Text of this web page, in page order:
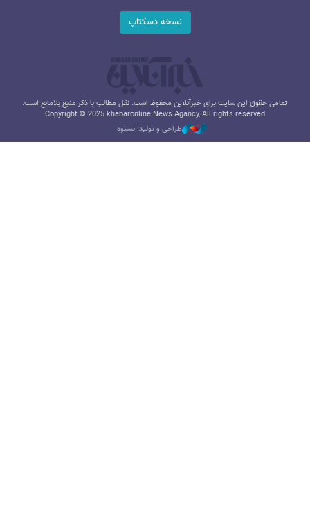
نسخه دسکتاپ
تمامی حقوق این سایت برای خبرآنلاین محفوظ است. نقل مطالب با ذکر منبع بلامانع است.
Copyright © 2025 khabaronline News Agancy, All rights reserved
طراحی و تولید: نستوه